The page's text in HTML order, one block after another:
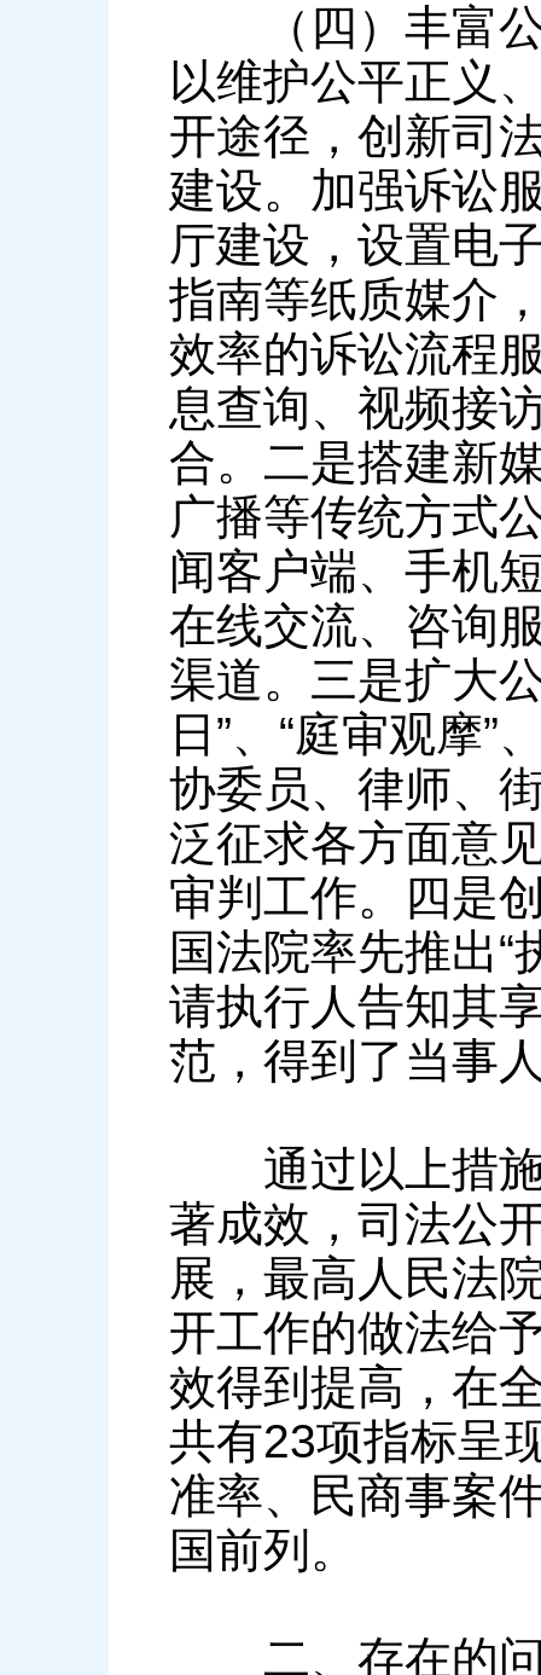
（四）丰富公
以维护公平正义
开途径，创新司
建设。加强诉讼
厅建设，设置电
指南等纸质媒介
效率的诉讼流程
息查询、视频接
合。二是搭建新
广播等传统方式
闻客户端、手机
在线交流、咨询
渠道。三是扩大
日”、“庭审观摩
协委员、律师、
泛征求各方面意
审判工作。四是
国法院率先推出“
请执行人告知其
范，得到了当事
通过以上措施
著成效，司法公
展，最高人民法
开工作的做法给
效得到提高，在
共有23项指标呈
准率、民商事案
国前列。
二、存在的问